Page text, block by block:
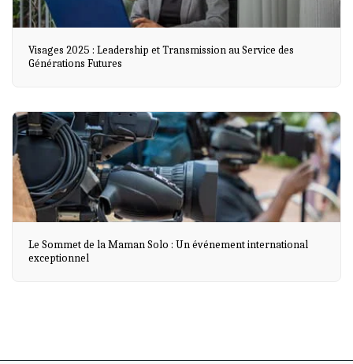
Visages 2025 : Leadership et Transmission au Service des
Générations Futures
Le Sommet de la Maman Solo : Un événement international
exceptionnel